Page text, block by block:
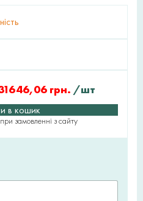
грн. /шт
в кошик
замовленні з сайту